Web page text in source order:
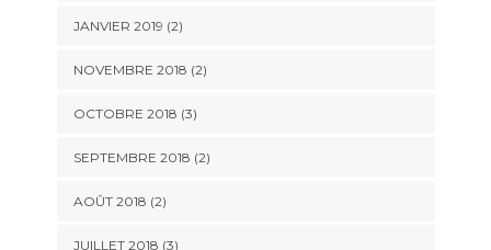
JANVIER 2019 (2)
NOVEMBRE 2018 (2)
OCTOBRE 2018 (3)
SEPTEMBRE 2018 (2)
AOÛT 2018 (2)
JUILLET 2018 (3)